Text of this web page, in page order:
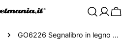
GO6226 Segnalibro in legno di pino